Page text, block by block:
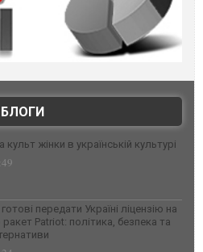
БЛОГИ
жінки в українській культурі
передати Україні ліцензію на
Patriot: політика, безпека та